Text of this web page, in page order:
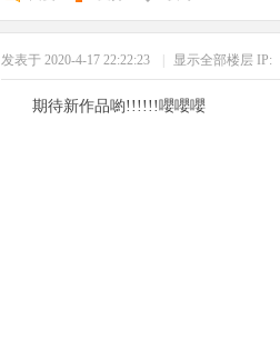
发表于 2020-4-17 22:22:23 显示全部楼层 IP:
期待新作品喲!!!!!!嚶嚶嚶